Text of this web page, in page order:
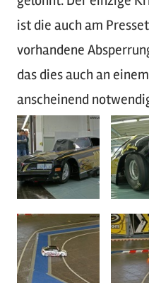
ist die auch am
vorhandene
das dies auch an
anscheinend